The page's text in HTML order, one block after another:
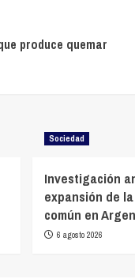
produce quemar
Sociedad
Investigación
expansión de
común en
6 agosto 2026